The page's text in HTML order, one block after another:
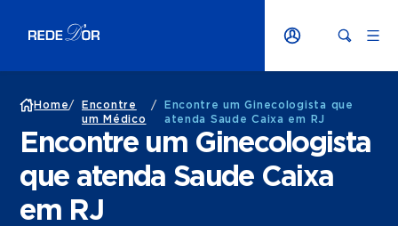
Home/
Encontre
um Médico
/
Encontre um Ginecologista que
atenda Saude Caixa em RJ
Encontre um Ginecologista
que atenda Saude Caixa
em RJ